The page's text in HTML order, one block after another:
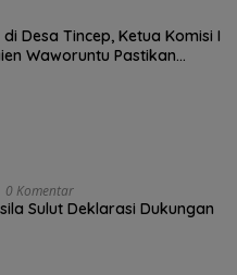
Desa Tincep, Ketua Komisi I
Waworuntu Pastikan
0 Komentar
Sulut Deklarasi Dukungan